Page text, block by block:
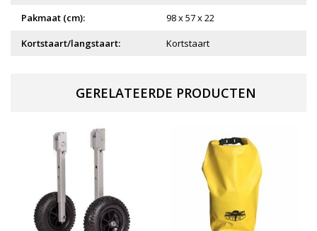
Pakmaat (cm):
98 x 57 x 22
Kortstaart/langstaart:
Kortstaart
GERELATEERDE PRODUCTEN